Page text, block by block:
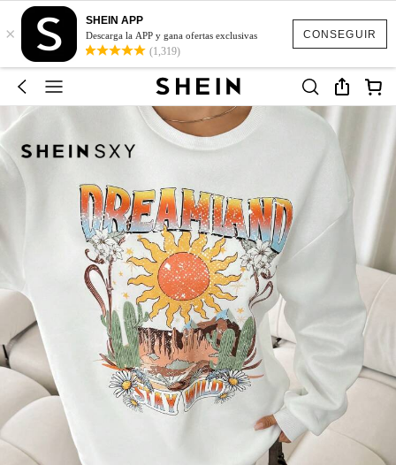
CONSEGUIR
×
SHEIN APP
Descarga la APP y gana ofertas exclusivas
(1,319)